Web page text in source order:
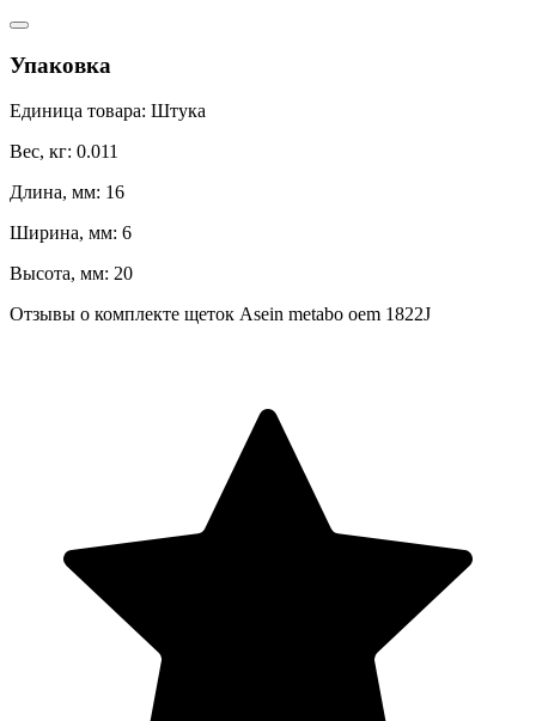
Упаковка
Единица товара: Штука
Вес, кг: 0.011
Длина, мм: 16
Ширина, мм: 6
Высота, мм: 20
Отзывы о комплекте щеток Asein metabo oem 1822J